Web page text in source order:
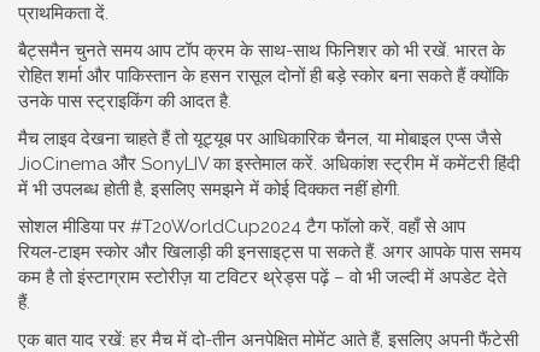
प्राथमिकता दें.
बैट्समैन चुनते समय आप टॉप क्रम के साथ-साथ फिनिशर को भी रखें. भारत के
रोहित शर्मा और पाकिस्तान के हसन रासूल दोनों ही बड़े स्कोर बना सकते हैं क्योंकि
उनके पास स्ट्राइकिंग की आदत है.
मैच लाइव देखना चाहते हैं तो यूट्यूब पर आधिकारिक चैनल, या मोबाइल एप्स जैसे
JioCinema और SonyLIV का इस्तेमाल करें. अधिकांश स्ट्रीम में कमेंटरी हिंदी
में भी उपलब्ध होती है, इसलिए समझने में कोई दिक्कत नहीं होगी.
सोशल मीडिया पर #T20WorldCup2024 टैग फॉलो करें, वहाँ से आप
रियल‑टाइम स्कोर और खिलाड़ी की इनसाइट्स पा सकते हैं. अगर आपके पास समय
कम है तो इंस्टाग्राम स्टोरीज़ या टविटर थ्रेड्स पढ़ें – वो भी जल्दी में अपडेट देते
हैं.
एक बात याद रखें: हर मैच में दो-तीन अनपेक्षित मोमेंट आते हैं, इसलिए अपनी फैंटेसी